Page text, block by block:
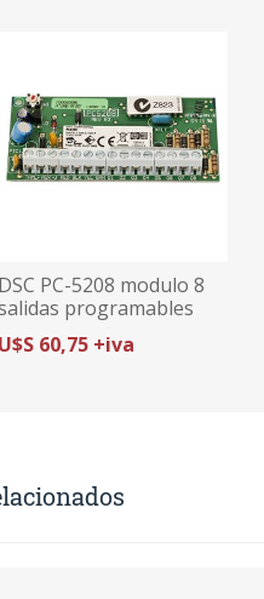
DSC PC-5208 modulo 8
programables
PGM para 1832/1864
U$S 60,75 +iva